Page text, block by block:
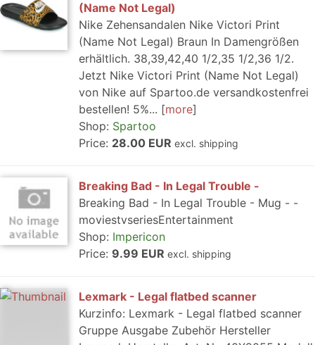
(Name Not Legal)
Nike Zehensandalen Nike Victori Print
(Name Not Legal) Braun In Damengrößen
erhältlich. 38,39,42,40 1/2,35 1/2,36 1/2.
Jetzt Nike Victori Print (Name Not Legal)
von Nike auf Spartoo.de versandkostenfrei
bestellen! 5%...
more
Shop: Spartoo
Price: 28.00 EUR excl. shipping
Breaking Bad - In Legal Trouble -
Breaking Bad - In Legal Trouble - Mug - -
moviestvseriesEntertainment
Shop: Impericon
Price: 9.99 EUR excl. shipping
Lexmark - Legal flatbed scanner
Kurzinfo: Lexmark - Legal flatbed scanner
Gruppe Ausgabe Zubehör Hersteller